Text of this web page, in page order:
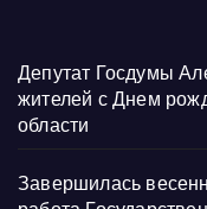
Депутат Госдумы
жителей с Днем
области
Завершилась